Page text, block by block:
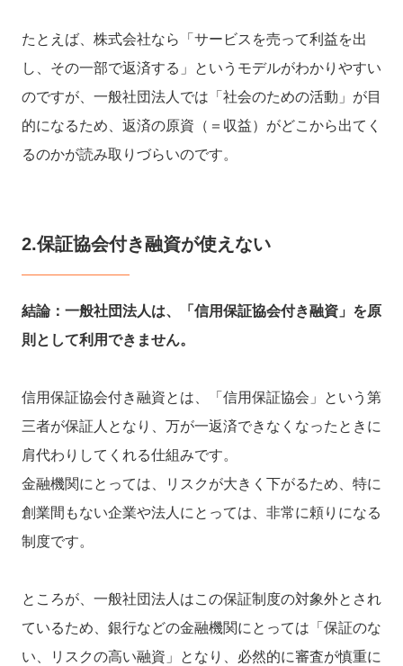
たとえば、株式会社なら「サービスを売って利益を出
し、その一部で返済する」というモデルがわかりやすい
のですが、一般社団法人では「社会のための活動」が目
的になるため、返済の原資（＝収益）がどこから出てく
るのかが読み取りづらいのです。
2.保証協会付き融資が使えない
結論：一般社団法人は、「信用保証協会付き融資」を原
則として利用できません。
信用保証協会付き融資とは、「信用保証協会」という第
三者が保証人となり、万が一返済できなくなったときに
肩代わりしてくれる仕組みです。
金融機関にとっては、リスクが大きく下がるため、特に
創業間もない企業や法人にとっては、非常に頼りになる
制度です。
ところが、一般社団法人はこの保証制度の対象外とされ
ているため、銀行などの金融機関にとっては「保証のな
い、リスクの高い融資」となり、必然的に審査が慎重に